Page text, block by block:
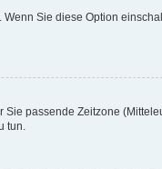
Sie diese Option
passende Zeitzone
tun.